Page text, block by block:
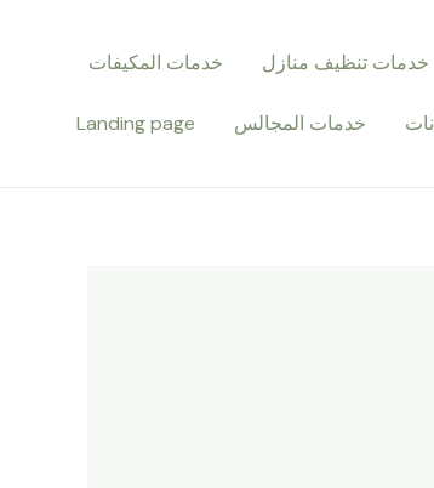
خدمات تنظيف منازل خدمات المكيفات
خدمات المجالس Landing page